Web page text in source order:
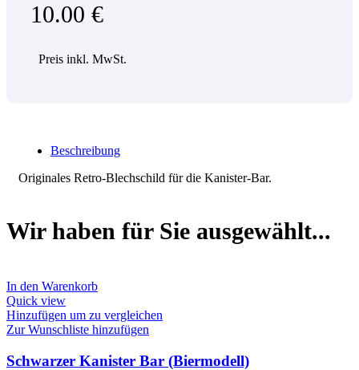
10.00 €
Preis inkl. MwSt.
Beschreibung
Originales Retro-Blechschild für die Kanister-Bar.
Wir haben für Sie ausgewählt...
In den Warenkorb
Quick view
Hinzufügen um zu vergleichen
Zur Wunschliste hinzufügen
Schwarzer Kanister Bar (Biermodell)